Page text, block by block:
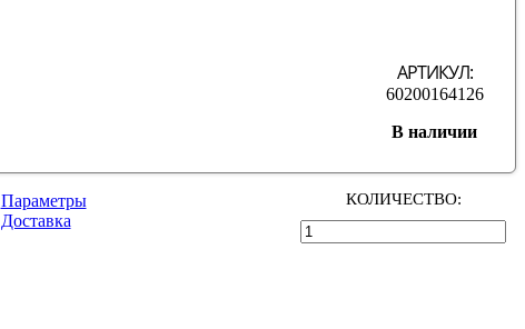
АРТИКУЛ:
60200164126
В наличии
КОЛИЧЕСТВО:
Параметры
Доставка